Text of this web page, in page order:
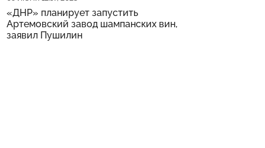
«ДНР» планирует запустить
Артемовский завод шампанских вин,
заявил Пушилин